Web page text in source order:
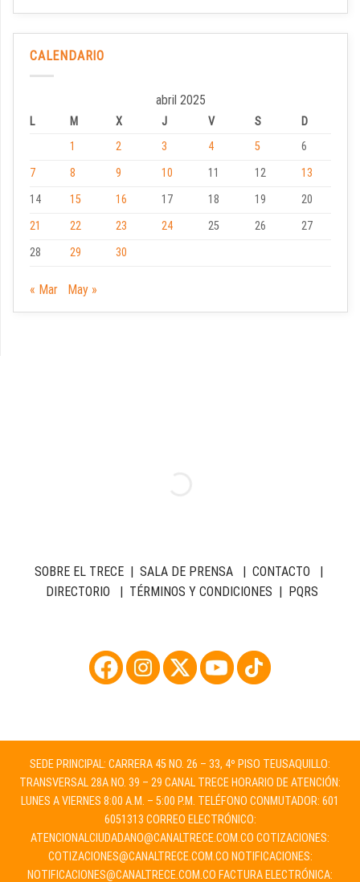
CALENDARIO
abril 2025
L M X J V S
D
1
2 3 4 5
6
7
8 9 10 11 12
13
14
15 16 17 18 19
20
21
22 23 24 25 26
27
28
29 30
« Mar May »
SOBRE EL TRECE| SALA DE PRENSA| CONTACTO |
DIRECTORIO | TÉRMINOS Y CONDICIONES | PQRS
SEDE PRINCIPAL: CARRERA 45 NO. 26 – 33, 4º PISO TEUSAQUILLO:
TRANSVERSAL 28A NO. 39 – 29 CANAL TRECE HORARIO DE ATENCIÓN:
LUNES A VIERNES 8:00 A.M. – 5:00 P.M. TELÉFONO CONMUTADOR: 601
6051313 CORREO ELECTRÓNICO:
ATENCIONALCIUDADANO@CANALTRECE.COM.CO COTIZACIONES:
COTIZACIONES@CANALTRECE.COM.CO NOTIFICACIONES:
NOTIFICACIONES@CANALTRECE.COM.CO FACTURA ELECTRÓNICA: